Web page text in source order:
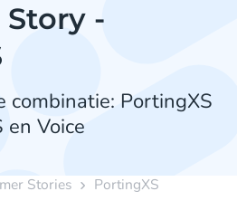
-
combinatie: PortingXS
en Voice
Stories PortingXS